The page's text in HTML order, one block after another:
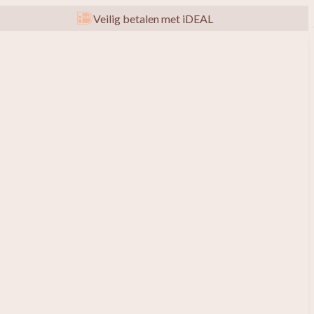
Veilig betalen met iDEAL